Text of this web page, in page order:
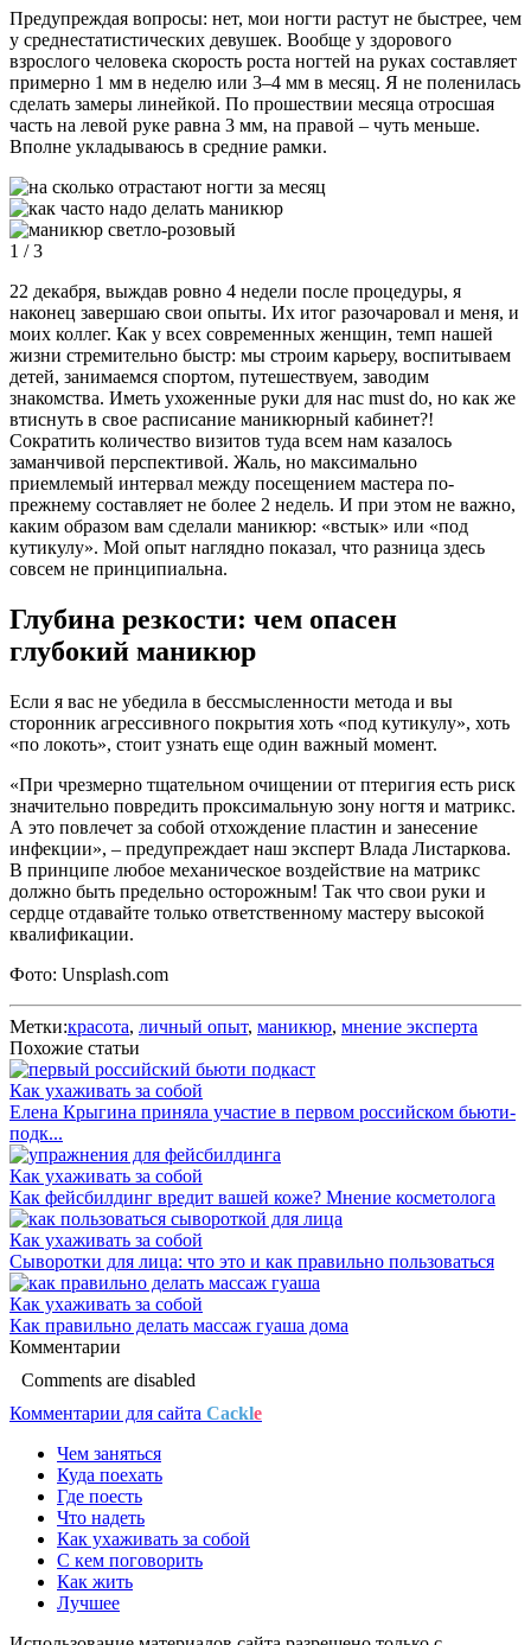
Предупреждая вопросы: нет, мои ногти растут не быстрее, чем
у среднестатистических девушек. Вообще у здорового
взрослого человека скорость роста ногтей на руках составляет
примерно 1 мм в неделю или 3–4 мм в месяц. Я не поленилась
сделать замеры линейкой. По прошествии месяца отросшая
часть на левой руке равна 3 мм, на правой – чуть меньше.
Вполне укладываюсь в средние рамки.
1 / 3
22 декабря, выждав ровно 4 недели после процедуры, я
наконец завершаю свои опыты. Их итог разочаровал и меня, и
моих коллег. Как у всех современных женщин, темп нашей
жизни стремительно быстр: мы строим карьеру, воспитываем
детей, занимаемся спортом, путешествуем, заводим
знакомства. Иметь ухоженные руки для нас must do, но как же
втиснуть в свое расписание маникюрный кабинет?!
Сократить количество визитов туда всем нам казалось
заманчивой перспективой. Жаль, но максимально
приемлемый интервал между посещением мастера по-
прежнему составляет не более 2 недель. И при этом не важно,
каким образом вам сделали маникюр: «встык» или «под
кутикулу». Мой опыт наглядно показал, что разница здесь
совсем не принципиальна.
Глубина резкости: чем опасен
глубокий маникюр
Если я вас не убедила в бессмысленности метода и вы
сторонник агрессивного покрытия хоть «под кутикулу», хоть
«по локоть», стоит узнать еще один важный момент.
«При чрезмерно тщательном очищении от птеригия есть риск
значительно повредить проксимальную зону ногтя и матрикс.
А это повлечет за собой отхождение пластин и занесение
инфекции», – предупреждает наш эксперт Влада Листаркова.
В принципе любое механическое воздействие на матрикс
должно быть предельно осторожным! Так что свои руки и
сердце отдавайте только ответственному мастеру высокой
квалификации.
Фото: Unsplash.com
Метки:красота, личный опыт, маникюр, мнение эксперта
Похожие статьи
Как ухаживать за собой
Елена Крыгина приняла участие в первом российском бьюти-
подк...
Как ухаживать за собой
Как фейсбилдинг вредит вашей коже? Мнение косметолога
Как ухаживать за собой
Сыворотки для лица: что это и как правильно пользоваться
Как ухаживать за собой
Как правильно делать массаж гуаша дома
Комментарии
Comments are disabled
Комментарии для сайта Cackle
Чем заняться
Куда поехать
Где поесть
Что надеть
Как ухаживать за собой
С кем поговорить
Как жить
Лучшее